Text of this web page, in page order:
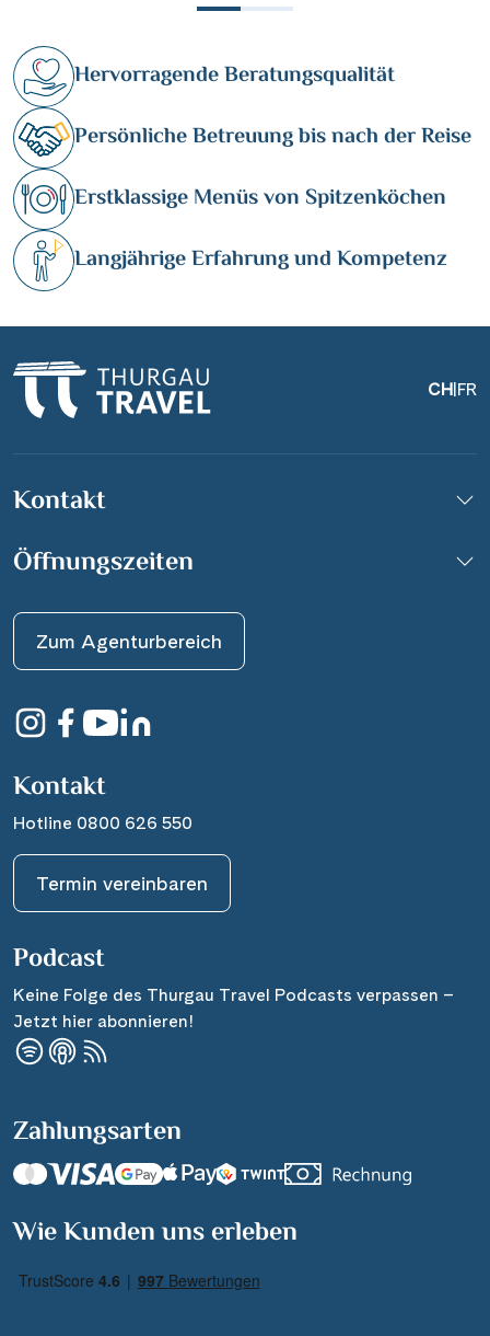
Hervorragende Beratungsqualität
Persönliche Betreuung bis nach der Reise
Erstklassige Menüs von Spitzenköchen
Langjährige Erfahrung und Kompetenz
CH|FR
Kontakt
Öffnungszeiten
Zum Agenturbereich
Kontakt
Hotline 0800 626 550
Termin vereinbaren
Podcast
Keine Folge des Thurgau Travel Podcasts verpassen –
Jetzt hier abonnieren!
Zahlungsarten
Wie Kunden uns erleben